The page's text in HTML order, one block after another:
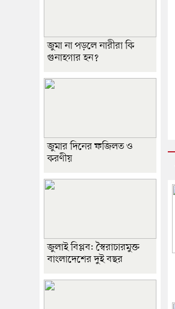
জুমা না পড়লে নারীরা কি
গুনাহগার হন?
জুমার দিনের ফজিলত ও
করণীয়
জুলাই বিপ্লব: স্বৈরাচারমুক্ত
বাংলাদেশের দুই বছর